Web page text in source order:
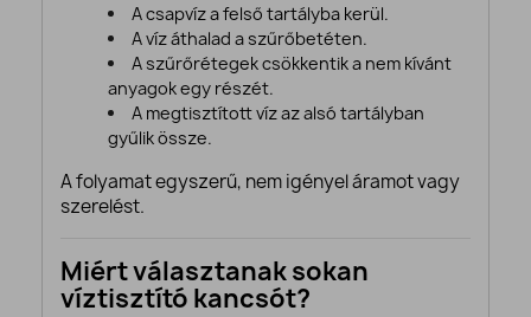
A csapvíz a felső tartályba kerül.
A víz áthalad a szűrőbetéten.
A szűrőrétegek csökkentik a nem kívánt
anyagok egy részét.
A megtisztított víz az alsó tartályban
gyűlik össze.
A folyamat egyszerű, nem igényel áramot vagy
szerelést.
Miért választanak sokan
víztisztító kancsót?